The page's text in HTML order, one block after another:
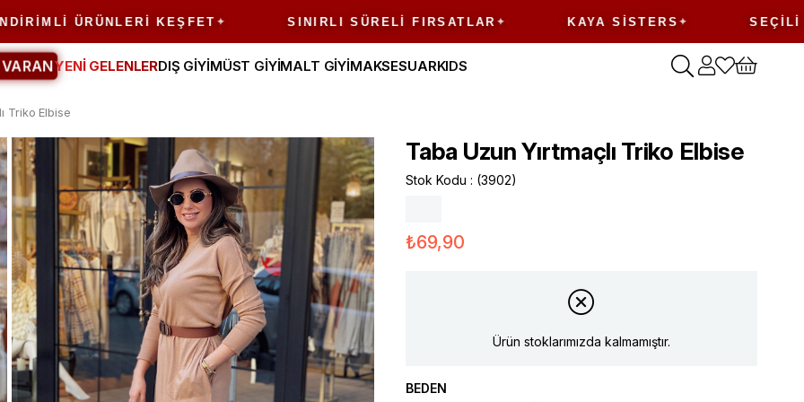
ÜRÜNLERI KEŞFET SINIRLI SÜRELI FIRSATLAR KAYA SISTERS SEÇILI
VARANYENİ GELENLERDIŞ GİYİMÜST GİYİMALT GİYİMAKSESUARKIDS
Triko Elbise
Taba Uzun Yırtmaçlı Triko Elbise
Stok Kodu (3902)
₺69,90
Ürün stoklarımızda kalmamıştır.
BEDEN